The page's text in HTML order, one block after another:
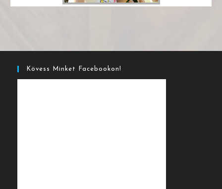
Kövess Minket Facebookon!